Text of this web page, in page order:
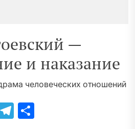
—
и наказание
человеческих отношений
Telegram